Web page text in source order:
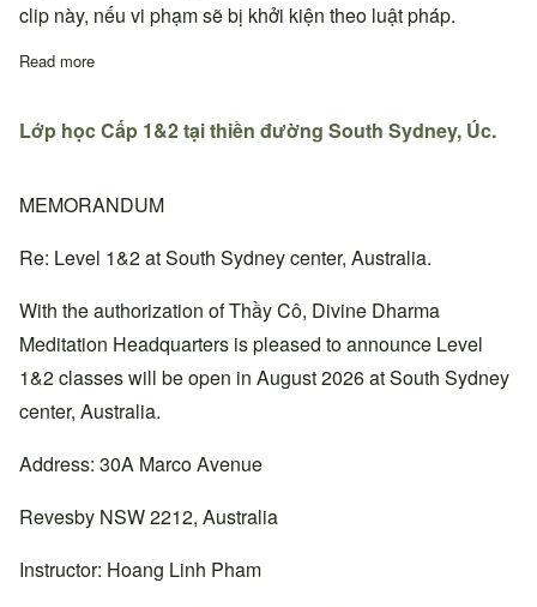
clip này, nếu vi phạm sẽ bị khởi kiện theo luật pháp.
Read more
Lớp học Cấp 1&2 tại thiền đường South Sydney, Úc.
MEMORANDUM
Re: Level 1&2 at South Sydney center, Australia.
With the authorization of Thầy Cô, Divine Dharma
Meditation Headquarters is pleased to announce Level
1&2 classes will be open in August 2026 at South Sydney
center, Australia.
Address: 30A Marco Avenue
Revesby NSW 2212, Australia
Instructor: Hoang Linh Pham